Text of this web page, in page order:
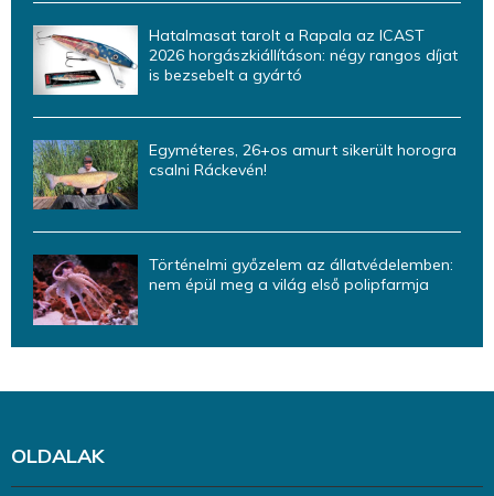
Hatalmasat tarolt a Rapala az ICAST
2026 horgászkiállításon: négy rangos díjat
is bezsebelt a gyártó
Egyméteres, 26+os amurt sikerült horogra
csalni Ráckevén!
Történelmi győzelem az állatvédelemben:
nem épül meg a világ első polipfarmja
OLDALAK